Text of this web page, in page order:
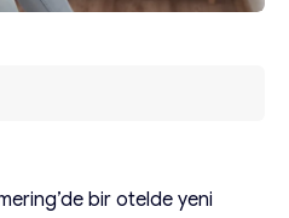
bir otelde yeni